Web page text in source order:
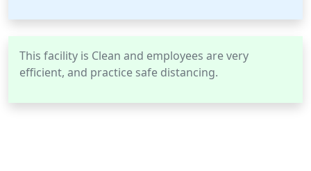
This facility is Clean and employees are very
efficient, and practice safe distancing.